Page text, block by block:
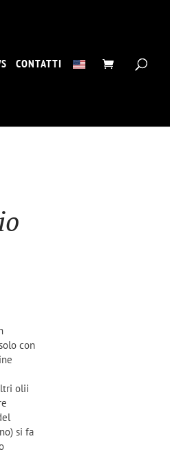
CONTATTI
con
olii
si fa